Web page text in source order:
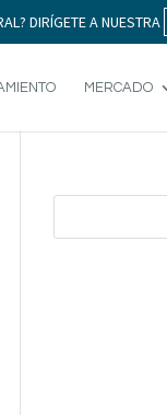
DIRÍGETE A NUESTRA
MERCADO